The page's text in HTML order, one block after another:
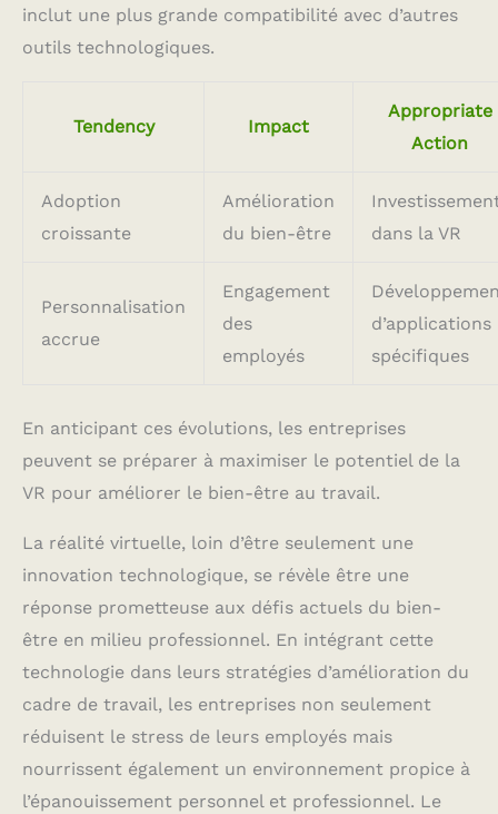
inclut une plus grande compatibilité avec d’autres
outils technologiques.
Tendency Impact
Appropriate
Action
Adoption
croissante
Amélioration
du bien-être
dans la VR
Personnalisation
accrue
Engagement
des
employés
d’applications
spécifiques
En anticipant ces évolutions, les entreprises
peuvent se préparer à maximiser le potentiel de la
VR pour améliorer le bien-être au travail.
La réalité virtuelle, loin d’être seulement une
innovation technologique, se révèle être une
réponse prometteuse aux défis actuels du bien-
être en milieu professionnel. En intégrant cette
technologie dans leurs stratégies d’amélioration du
cadre de travail, les entreprises non seulement
réduisent le stress de leurs employés mais
nourrissent également un environnement propice à
l’épanouissement personnel et professionnel. Le